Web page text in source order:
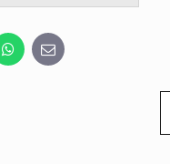
WhatsApp
E-
mail